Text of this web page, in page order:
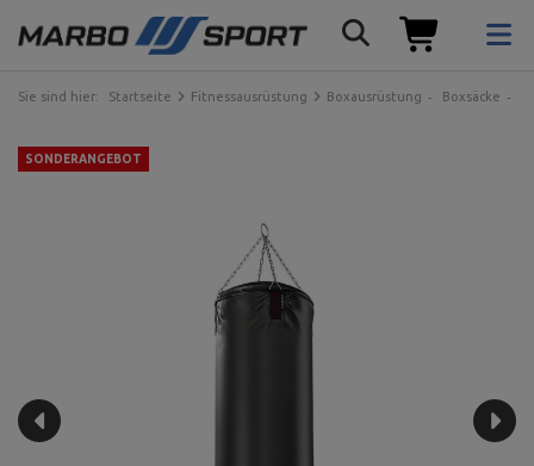
Sie sind hier: Startseite Fitnessausrüstung Boxausrüstung Boxsäcke
SONDERANGEBOT